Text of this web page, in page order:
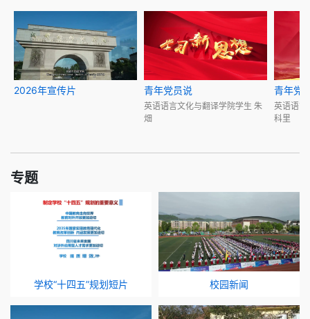
2026年宣传片 青年党员说
英语语言文化与翻译学院学生 朱
畑
青年党
英语语言
科里
专题
学校“十四五”规划短片 校园新闻